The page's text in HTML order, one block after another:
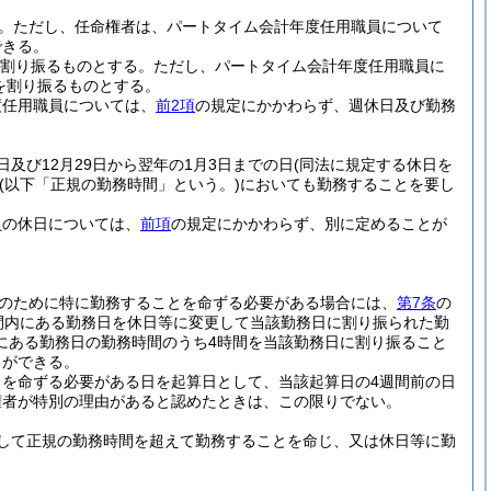
ただし、任命権者は、パートタイム会計年度任用職員について
る。
り振るものとする。 ただし、パートタイム会計年度任用職員に
り振るものとする。
用職員については、 前2項の規定にかかわらず、週休日及び勤務
及び12月29日から翌年の1月3日までの日(同法に規定する休日を
(以下「正規の勤務時間」という。)においても勤務することを要し
休日については、 前項の規定にかかわらず、別に定めることが
ために特に勤務することを命ずる必要がある場合には、 第7条の
にある勤務日を休日等に変更して当該勤務日に割り振られた勤
ある勤務日の勤務時間のうち4時間を当該勤務日に割り振ること
できる。
命ずる必要がある日を起算日として、当該起算日の4週間前の日
が特別の理由があると認めたときは、この限りでない。
正規の勤務時間を超えて勤務することを命じ、又は休日等に勤